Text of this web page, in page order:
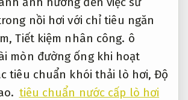
nồi hơi với chỉ tiêu ngăn
Tiết kiệm nhân công. ô
mòn đường ống khi hoạt
tiêu chuẩn khói thải lò hơi,Độ
tiêu chuẩn nước cấp lò hơi